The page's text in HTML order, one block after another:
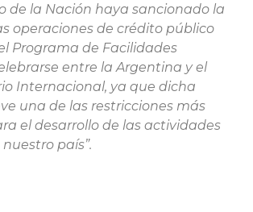
de la Nación haya sancionado la
operaciones de crédito público
Programa de Facilidades
entre la Argentina y el
Internacional, ya que dicha
una de las restricciones más
el desarrollo de las actividades
país”.